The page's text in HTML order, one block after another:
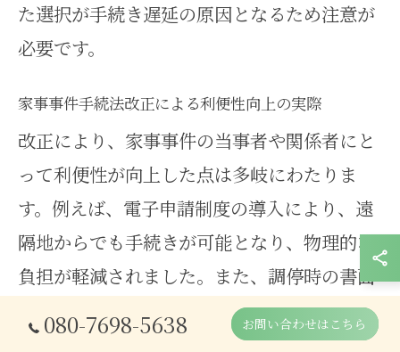
た選択が手続き遅延の原因となるため注意が
必要です。
家事事件手続法改正による利便性向上の実際
改正により、家事事件の当事者や関係者にと
って利便性が向上した点は多岐にわたりま
す。例えば、電子申請制度の導入により、遠
隔地からでも手続きが可能となり、物理的な
負担が軽減されました。また、調停時の書面
提出や証拠提示が簡素化され、手続きのスム
ーズな進行が促進されています。
080-7698-5638 お問い合わせはこちら